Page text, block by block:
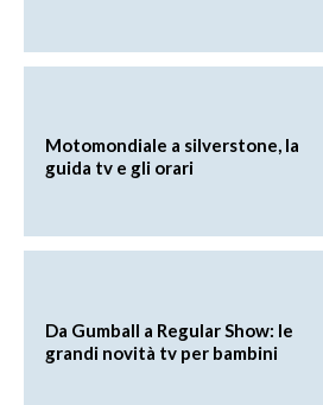
Motomondiale a silverstone, la
guida tv e gli orari
Da Gumball a Regular Show: le
grandi novità tv per bambini